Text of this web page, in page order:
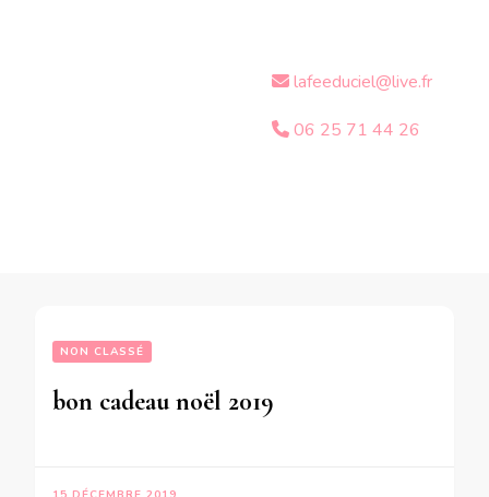
lafeeduciel@live.fr
06 25 71 44 26
NON CLASSÉ
bon cadeau noël 2019